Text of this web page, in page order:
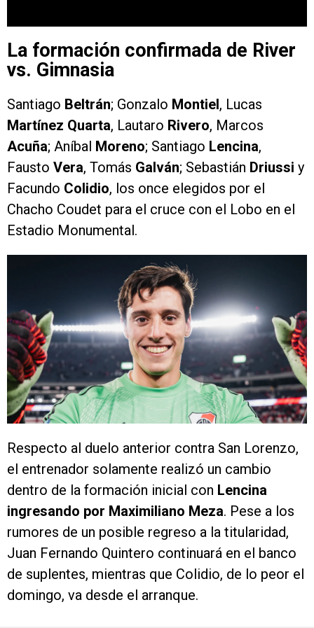
La formación confirmada de River
vs. Gimnasia
Santiago Beltrán; Gonzalo Montiel , Lucas
Martínez Quarta, Lautaro Rivero, Marcos
Acuña; Aníbal Moreno; Santiago Lencina,
Fausto Vera, Tomás Galván; Sebastián Driussi y
Facundo Colidio, los once elegidos por el
Chacho Coudet para el cruce con el Lobo en el
Estadio Monumental.
Respecto al duelo anterior contra San Lorenzo,
el entrenador solamente realizó un cambio
dentro de la formación inicial con Lencina
ingresando por Maximiliano Meza. Pese a los
rumores de un posible regreso a la titularidad,
Juan Fernando Quintero continuará en el banco
de suplentes, mientras que Colidio, de lo peor el
domingo, va desde el arranque.